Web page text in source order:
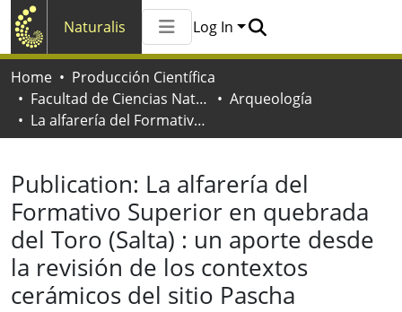
Naturalis
All of Naturalis
Log In
Home
Producción Científica
Facultad de Ciencias Naturales y Museo
Arqueología
La alfarería del Formativo Superior en quebrada del Toro (Salta) : un aporte desde la revisión de los contextos cerámicos del sitio Pascha
Publication: La alfarería del
Formativo Superior en quebrada
del Toro (Salta) : un aporte desde
la revisión de los contextos
cerámicos del sitio Pascha